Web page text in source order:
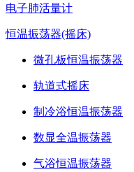
电子肺活量计
恒温振荡器(摇床)
微孔板恒温振荡器
轨道式摇床
制冷浴恒温振荡器
数显全温振荡器
气浴恒温振荡器